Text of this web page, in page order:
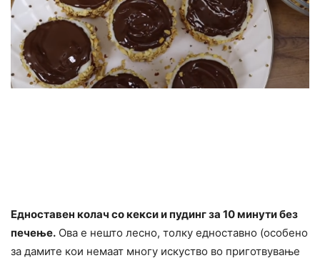
Едноставен колач со кекси и пудинг за 10 минути без
печење. Ова е нешто лесно, толку едноставно (особено
за дамите кои немаат многу искуство во приготвување